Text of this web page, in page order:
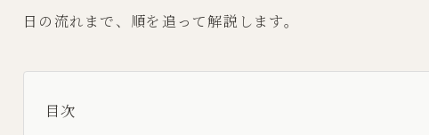
日の流れまで、順を追って解説します。
目次